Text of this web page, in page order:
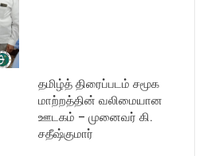
தமிழ்த் திரைப்படம் சமூக
மாற்றத்தின் வலிமையான
ஊடகம் – முனைவர் கி.
சதீஷ்குமார்